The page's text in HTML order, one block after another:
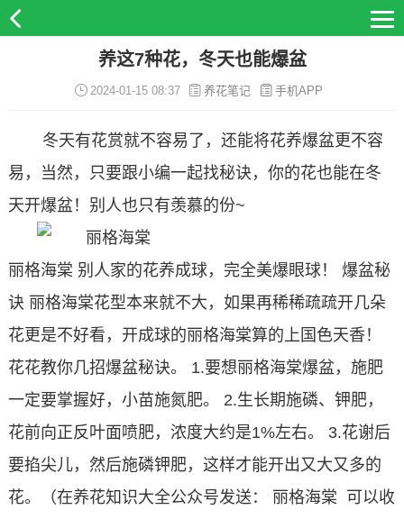
养这7种花，冬天也能爆盆
2024-01-15 08:37 养花笔记 手机APP
冬天有花赏就不容易了，还能将花养爆盆更不容
易，当然，只要跟小编一起找秘诀，你的花也能在冬
天开爆盆！别人也只有羡慕的份~
丽格海棠 别人家的花养成球，完全美爆眼球！
爆盆秘
诀 丽格海棠花型本来就不大，如果再稀稀疏疏开几朵
花更是不好看，开成球的丽格海棠算的上国色天香！
花花教你几招爆盆秘诀。
1.要想丽格海棠爆盆，施肥
一定要掌握好，小苗施氮肥。
2.生长期施磷、钾肥，
花前向正反叶面喷肥，浓度大约是1%左右。
3.花谢后
要掐尖儿，然后施磷钾肥，这样才能开出又大又多的
花。（在养花知识大全公众号发送： 丽格海棠 可以收